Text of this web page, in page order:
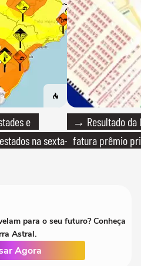
e
na sexta-
→ Resultado da
fatura prêmio
para o seu futuro? Conheça
Astral.
Agora